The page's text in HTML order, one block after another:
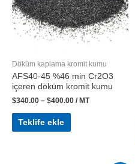
Döküm kaplama kromit kumu
AFS40-45 %46 min Cr2O3
içeren döküm kromit kumu
$340.00 – $400.00 / MT
Teklife ekle